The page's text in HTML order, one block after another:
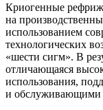
Криогенные
на
использованием
технологических
«шести сигм». В
отличающаяся
использования,
и обслуживающими